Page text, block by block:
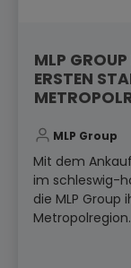
MLP
ERSTEN
MLP Group
Mit dem
im schleswig-
die MLP